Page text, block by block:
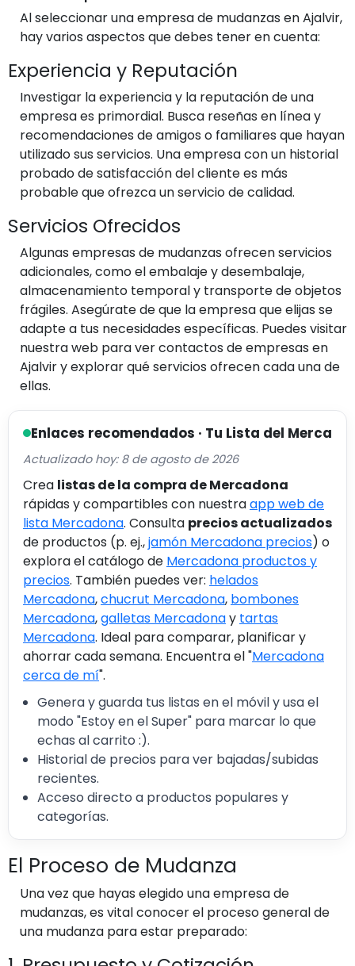
Al seleccionar una empresa de mudanzas en Ajalvir,
hay varios aspectos que debes tener en cuenta:
Experiencia y Reputación
Investigar la experiencia y la reputación de una
empresa es primordial. Busca reseñas en línea y
recomendaciones de amigos o familiares que hayan
utilizado sus servicios. Una empresa con un historial
probado de satisfacción del cliente es más
probable que ofrezca un servicio de calidad.
Servicios Ofrecidos
Algunas empresas de mudanzas ofrecen servicios
adicionales, como el embalaje y desembalaje,
almacenamiento temporal y transporte de objetos
frágiles. Asegúrate de que la empresa que elijas se
adapte a tus necesidades específicas. Puedes visitar
nuestra web para ver contactos de empresas en
Ajalvir y explorar qué servicios ofrecen cada una de
ellas.
Enlaces recomendados · Tu Lista del Merca
Actualizado hoy: 8 de agosto de 2026
Crea listas de la compra de Mercadona
rápidas y compartibles con nuestraapp web de
lista Mercadona. Consulta precios actualizados
de productos (p. ej.,jamón Mercadona precios) o
explora el catálogo de Mercadona productos y
precios. También puedes ver: helados
Mercadona,chucrut Mercadona, bombones
Mercadona,galletas Mercadonay tartas
Mercadona. Ideal para comparar, planificar y
ahorrar cada semana. Encuentra el "Mercadona
cerca de mí".
Genera y guarda tus listas en el móvil y usa el
modo "Estoy en el Super" para marcar lo que
echas al carrito :).
Historial de precios para ver bajadas/subidas
recientes.
Acceso directo a productos populares y
categorías.
El Proceso de Mudanza
Una vez que hayas elegido una empresa de
mudanzas, es vital conocer el proceso general de
una mudanza para estar preparado: